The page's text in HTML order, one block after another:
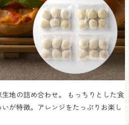
生地の詰め合わせ。 もっちりとした食
が特徴。アレンジをたっぷりお楽し